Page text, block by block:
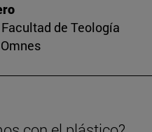
de Teología
Omnes